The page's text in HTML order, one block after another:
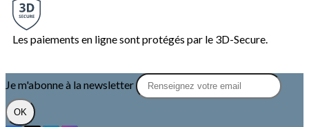
Les paiements en ligne sont protégés par le 3D-Secure.
Je m'abonne à la newsletter
OK